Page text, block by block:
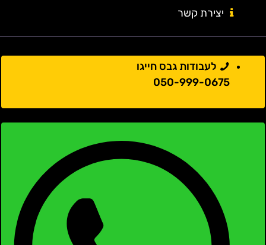
יצירת קשר
לעבודות גבס חייגו
050-999-0675